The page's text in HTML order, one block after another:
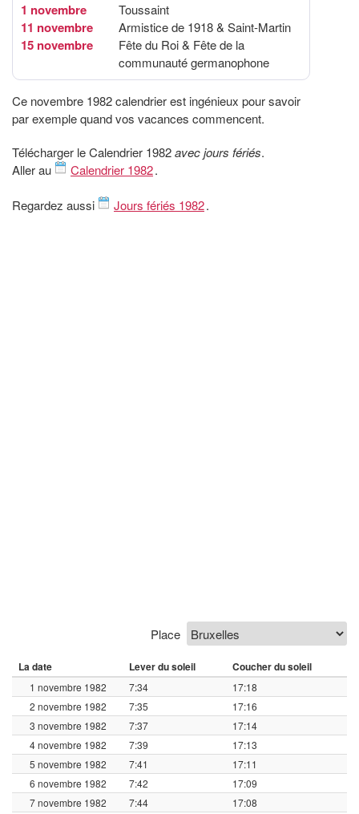
1 novembre Toussaint
11 novembre Armistice de 1918 & Saint-Martin
15 novembre
Fête du Roi & Fête de la
communauté germanophone
Ce novembre 1982 calendrier est ingénieux pour savoir
par exemple quand vos vacances commencent.
Télécharger le Calendrier 1982avec jours fériés.
Aller au
Calendrier 1982.
Regardez aussi Jours fériés 1982.
Place
La date Lever du soleil Coucher du soleil
1 novembre 1982 7:34
17:18
2 novembre 1982
7:35
17:16
3 novembre 1982
7:37
17:14
4 novembre 1982
7:39
17:13
5 novembre 1982
7:41
17:11
6 novembre 1982
7:42
17:09
7 novembre 1982
7:44 17:08